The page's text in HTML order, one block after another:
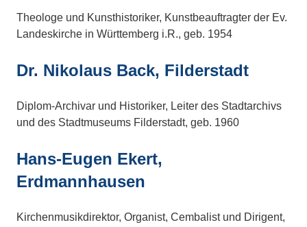
Theologe und Kunsthistoriker, Kunstbeauftragter der Ev.
Landeskirche in Württemberg i.R., geb. 1954
Dr. Nikolaus Back, Filderstadt
Diplom-Archivar und Historiker, Leiter des Stadtarchivs
und des Stadtmuseums Filderstadt, geb. 1960
Hans-Eugen Ekert,
Erdmannhausen
Kirchenmusikdirektor, Organist, Cembalist und Dirigent,